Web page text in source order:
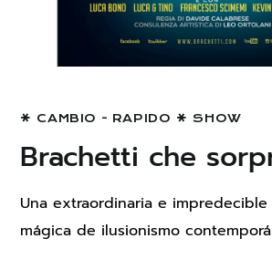
CAMBIO - RAPIDO SHOW
Brachetti che
Una extraordinaria e impredecible
mágica de ilusionismo